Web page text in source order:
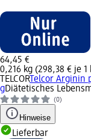
64,45 €
0,216 kg (298,38 € je 1
TELCORTelcor Arginin
gDiätetisches
(0)
Hinweise
Lieferbar